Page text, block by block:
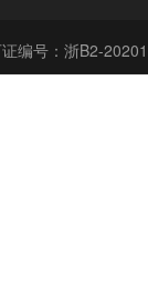
编号：浙B2-